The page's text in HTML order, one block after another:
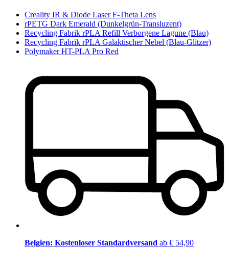
Creality IR & Diode Laser F-Theta Lens
rPETG Dark Emerald (Dunkelgrün-Transluzent)
Recycling Fabrik rPLA Refill Verborgene Lagune (Blau)
Recycling Fabrik rPLA Galaktischer Nebel (Blau-Glitzer)
Polymaker HT-PLA Pro Red
Belgien: Kostenloser Standardversand ab € 54,90